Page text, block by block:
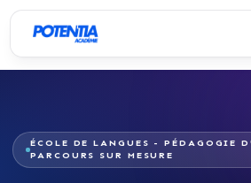
ÉCOLE DE LANGUES - PÉDAGOGIE
PARCOURS SUR MESURE